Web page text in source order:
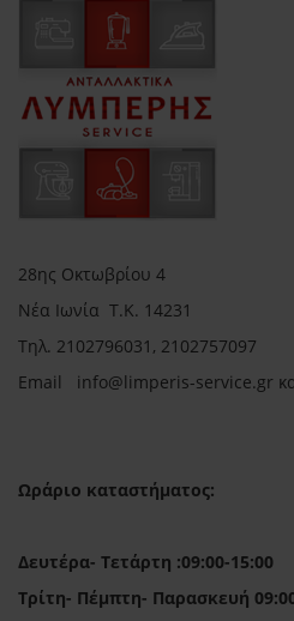
28ης Οκτωβρίου 4
Νέα Ιωνία Τ.Κ. 14231
Τηλ. 2102796031, 2102757097
Email info@limperis-service.gr
Ωράριο καταστήματος:
Δευτέρα- Τετάρτη :09:00-15:00
Τρίτη- Πέμπτη- Παρασκευή